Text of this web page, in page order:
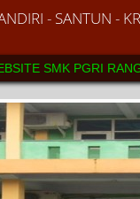
- SANTUN -
SMK PGRI